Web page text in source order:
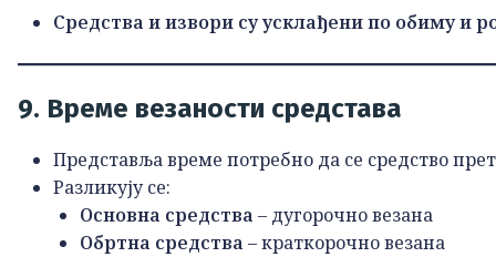
Средства и извори су усклађени по обиму и
9. Време везаности средстава
Представља време потребно да се средство
Разликују се:
Основна средства – дугорочно везана
Обртна средства – краткорочно везана